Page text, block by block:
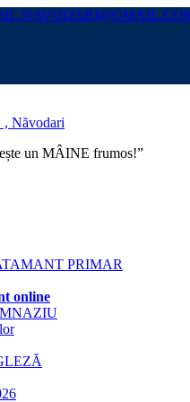
, Năvodari
un MÂINE frumos!”
PRIMAR
online